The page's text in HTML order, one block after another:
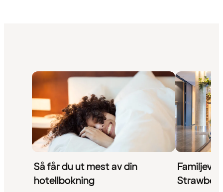
Så får du ut mest av din
hotellbokning